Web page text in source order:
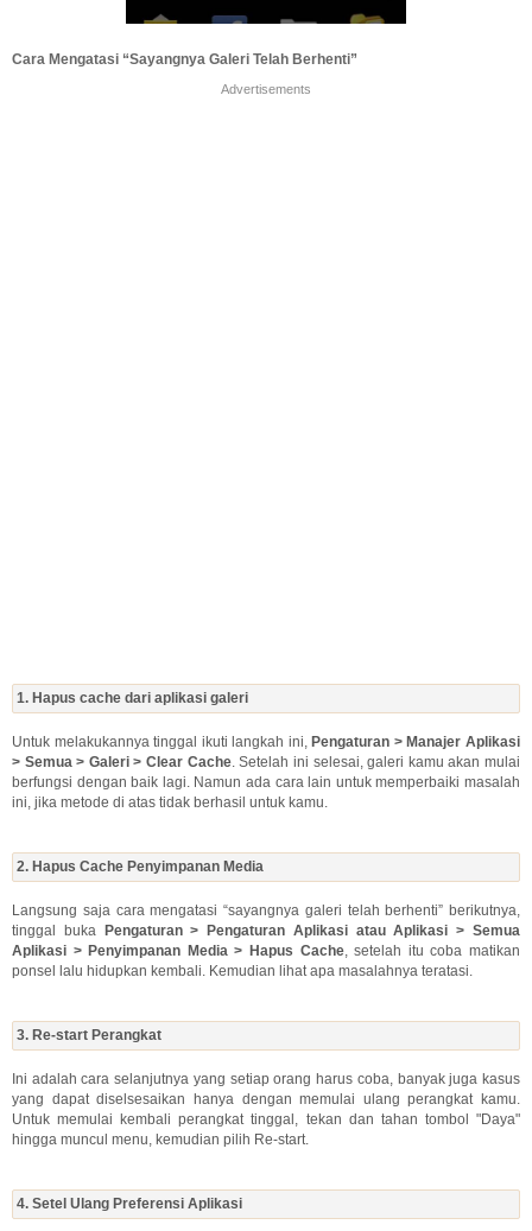
Cara Mengatasi “Sayangnya Galeri Telah Berhenti”
Advertisements
1. Hapus cache dari aplikasi galeri
Untuk melakukannya tinggal ikuti langkah ini,Pengaturan > Manajer Aplikasi
> Semua > Galeri > Clear Cache. Setelah ini selesai, galeri kamu akan mulai
berfungsi dengan baik lagi. Namun ada cara lain untuk memperbaiki masalah
ini, jika metode di atas tidak berhasil untuk kamu.
2. Hapus Cache Penyimpanan Media
Langsung saja cara mengatasi “sayangnya galeri telah berhenti” berikutnya,
tinggal buka Pengaturan > Pengaturan Aplikasi atau Aplikasi > Semua
Aplikasi > Penyimpanan Media > Hapus Cache, setelah itu coba matikan
ponsel lalu hidupkan kembali. Kemudian lihat apa masalahnya teratasi.
3. Re-start Perangkat
Ini adalah cara selanjutnya yang setiap orang harus coba, banyak juga kasus
yang dapat diselsesaikan hanya dengan memulai ulang perangkat kamu.
Untuk memulai kembali perangkat tinggal, tekan dan tahan tombol "Daya"
hingga muncul menu, kemudian pilih Re-start.
4. Setel Ulang Preferensi Aplikasi